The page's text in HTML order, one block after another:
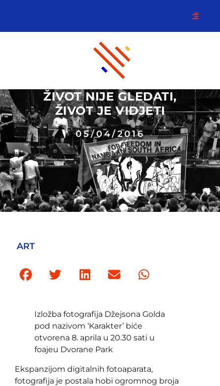
ŽIVOT NIJE GLEDATI,
ŽIVOT JE VIDJETI
05/04/2016
ART
Izložba fotografija Džejsona Golda
pod nazivom ‘Karakter’ biće
otvorena 8. aprila u 20.30 sati u
foajeu Dvorane Park
Ekspanzijom digitalnih fotoaparata,
fotografija je postala hobi ogromnog broja